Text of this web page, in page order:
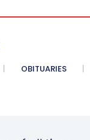
OBITUARIES